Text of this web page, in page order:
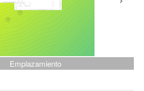
Emplazamiento